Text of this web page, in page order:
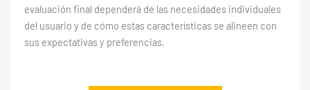
evaluación final dependerá de las necesidades individuales
del usuario y de cómo estas características se alineen con
sus expectativas y preferencias.